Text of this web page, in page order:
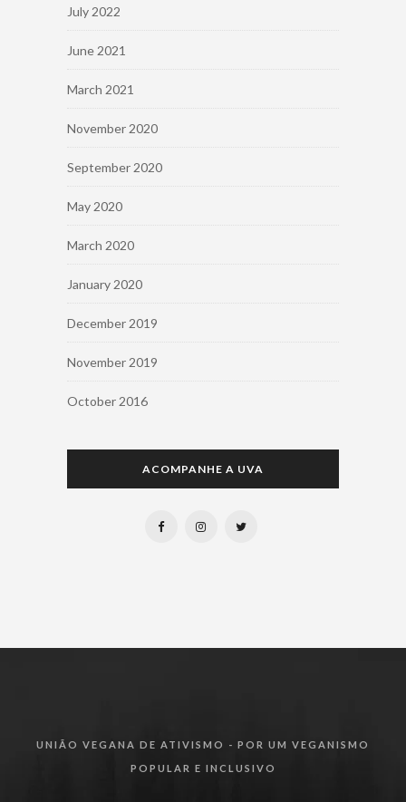
July 2022
June 2021
March 2021
November 2020
September 2020
May 2020
March 2020
January 2020
December 2019
November 2019
October 2016
ACOMPANHE A UVA
UNIÃO VEGANA DE ATIVISMO - POR UM VEGANISMO
POPULAR E INCLUSIVO